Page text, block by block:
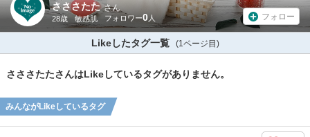
さささたた さん
28歳 敏感肌 0 フォロー
Likeしたタグ一覧 (1ページ目)
さささたたさんはLikeしているタグがありません。
みんながLikeしているタグ